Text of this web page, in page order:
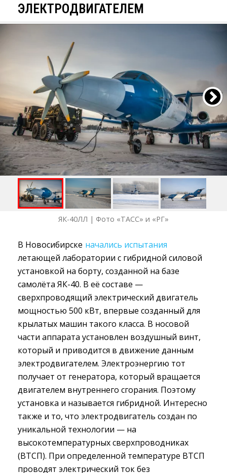
ЭЛЕКТРОДВИГАТЕЛЕМ
ЯК-40ЛЛ | Фото «ТАСС» и «РГ»
В Новосибирске начались испытания
летающей лаборатории с гибридной силовой
установкой на борту, созданной на базе
самолёта ЯК-40. В её составе —
сверхпроводящий электрический двигатель
мощностью 500 кВт, впервые созданный для
крылатых машин такого класса. В носовой
части аппарата установлен воздушный винт,
который и приводится в движение данным
электродвигателем. Электроэнергию тот
получает от генератора, который вращается
двигателем внутреннего сгорания. Поэтому
установка и называется гибридной. Интересно
также и то, что электродвигатель создан по
уникальной технологии — на
высокотемпературных сверхпроводниках
(ВТСП). При определенной температуре ВТСП
проводят электрический ток без